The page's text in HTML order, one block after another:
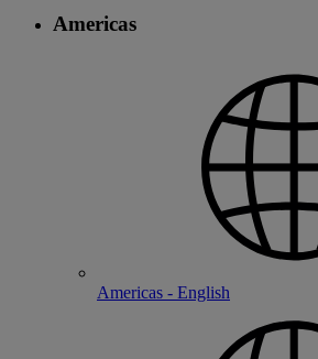
Americas
Americas - English